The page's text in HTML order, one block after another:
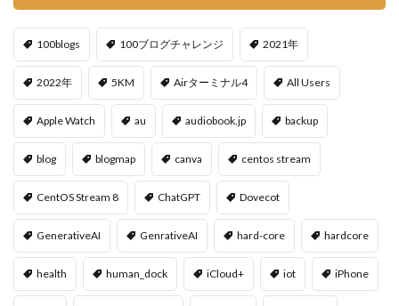
100blogs 100ブログチャレンジ 2021年
2022年 5KM Airターミナル4 All Users
Apple Watch au audiobook.jp backup
blog blogmap canva centos stream
CentOS Stream 8 ChatGPT Dovecot
GenerativeAI GenrativeAI hard-core hardcore
health human_dock iCloud+ iot iPhone